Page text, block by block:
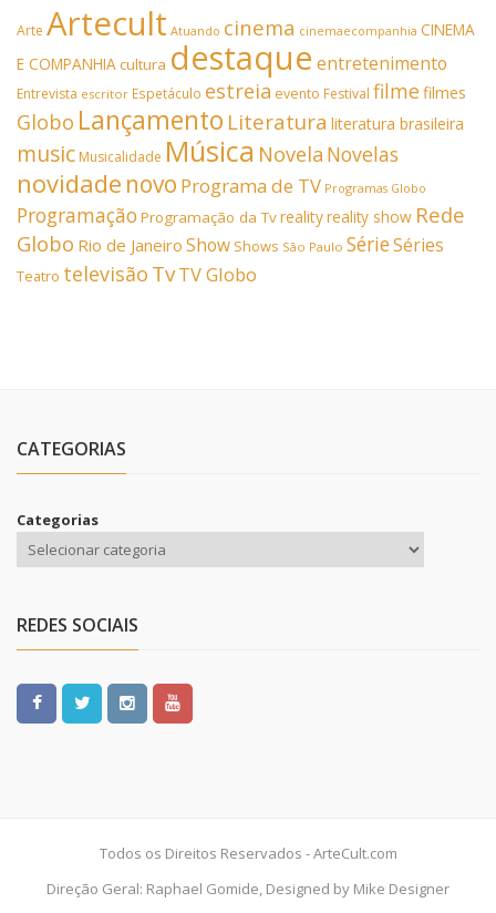
Arte Artecult Atuando cinema cinemaecompanhia CINEMA
E COMPANHIAcultura destaque entretenimento
Entrevista escritor Espetáculo estreia evento Festival filmefilmes
Globo Lançamento Literatura literatura brasileira
music Musicalidade Música Novela Novelas
novidade novo Programa de TV Programas Globo
Programação Programação da Tvrealityreality show Rede
Globo Rio de Janeiro Show Shows São Paulo SérieSéries
Teatro televisão TvTV Globo
CATEGORIAS
Categorias
REDES SOCIAIS
Todos os Direitos Reservados - ArteCult.com
Direção Geral: Raphael Gomide, Designed by Mike Designer